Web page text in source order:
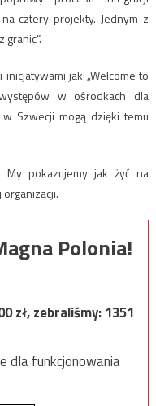
cztery projekty. Jednym z
inicjatywami jak „Welcome to
w ośrodkach dla
Szwecji mogą dzięki temu
My pokazujemy jak żyć na
Polonia!
zł, zebraliśmy:1351
dla funkcjonowania